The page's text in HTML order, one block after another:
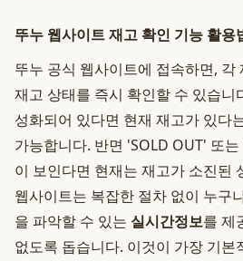
뚜누 웹사이트 재고 확인 기능 활용
뚜누 공식 웹사이트에 접속하면, 각
재고 상태를 즉시 확인할 수 있습
성화되어 있다면 현재 재고가 있다
가능합니다. 반면 'SOLD OUT' 또
이 보인다면 현재는 재고가 소진된
웹사이트는 복잡한 절차 없이 누구
을 파악할 수 있는 실시간정보를 제
없도록 돕습니다. 이것이 가장 기본